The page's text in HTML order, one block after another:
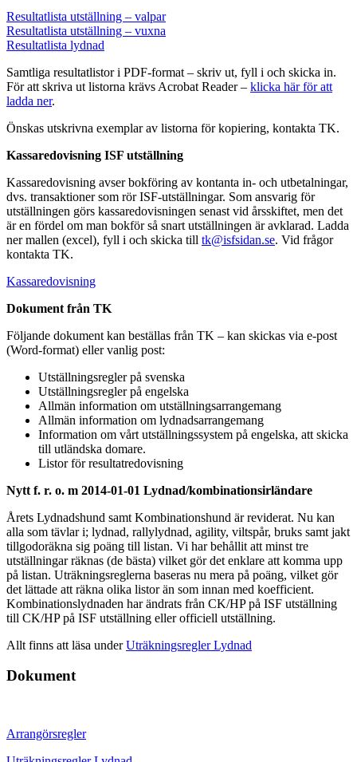
Resultatlista utställning – valpar
Resultatlista utställning – vuxna
Resultatlista lydnad
Samtliga resultatlistor i PDF-format – skriv ut, fyll i och skicka in.
För att skriva ut listorna krävs Acrobat Reader – klicka här för att
ladda ner.
Önskas utskrivna exemplar av listorna för kopiering, kontakta TK.
Kassaredovisning ISF utställning
Kassaredovisning avser bokföring av kontanta in- och utbetalningar,
dvs. transaktioner som rör ISF-utställningar. Som ansvarig för
utställningen görs kassaredovisningen senast vid årsskiftet, men det
är en fördel om man bokför så snart utställningen är avklarad. Ladda
ner mallen (excel), fyll i och skicka till tk@isfsidan.se. Vid frågor
kontakta TK.
Kassaredovisning
Dokument från TK
Följande dokument kan beställas från TK – kan skickas via e-post
(Word-format) eller vanlig post:
Utställningsregler på svenska
Utställningsregler på engelska
Allmän information om utställningsarrangemang
Allmän information om lydnadsarrangemang
Information om vårt utställningssystem på engelska, att skicka
till utländska domare.
Listor för resultatredovisning
Nytt f. r. o. m 2014-01-01 Lydnad/kombinationsirländare
Årets Lydnadshund samt Kombinationshund är reviderat. Nu kan
alla som tävlar i; lydnad, rallylydnad, agility, viltspår, bruks samt jakt
tillgodoräkna sig poäng till listan. Vi har behållit att minst tre
utställningar räknas (de bästa) vilket gör det enklare att komma upp
på listan. Uträkningsreglerna baseras nu mera på poäng, vilket gör
det lättade att räkna olika listor än som innan med koefficient.
Kombinationslydnaden har ändrats från CK/HP på ISF utställning
till CK/HP på ISF utställning eller officiell utställning.
Allt finns att läsa underUträkningsregler Lydnad
Dokument
Arrangörsregler